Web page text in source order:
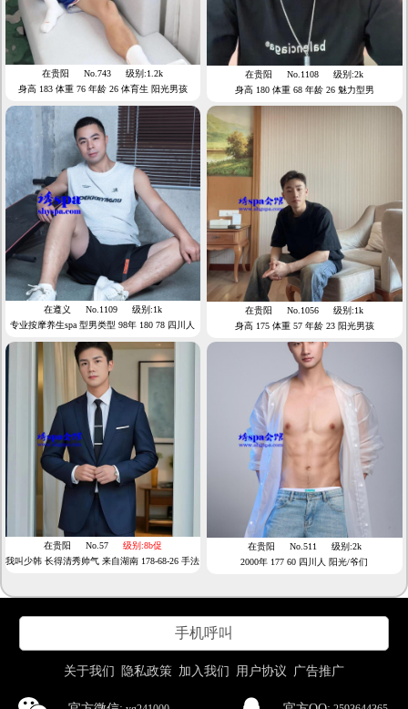
在贵阳 No.743
级别:1.2k
身高 183 体重 76 年龄 26 体育生 阳光男孩
在贵阳 No.1108
级别:2k
身高 180 体重 68 年龄 26 魅力型男
在遵义 No.1109
级别:1k
专业按摩养生spa 型男类型 98年 180 78 四川人
直男
在贵阳 No.1056
级别:1k
身高 175 体重 57 年龄 23 阳光男孩
在贵阳 No.57
级别:8b促
我叫少韩 长得清秀帅气 来自湖南 178-68-26 手法
在贵阳 No.511
级别:2k
2000年 177 60 四川人 阳光/爷们
手机呼叫
关于我们 隐私政策 加入我们 用户协议 广告推广